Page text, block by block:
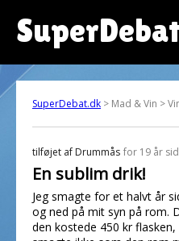
SuperDebat.dk > Mad & Vin >
tilføjet af Drummås for 19 år
En sublim drik!
Jeg smagte for et halvt år
og ned på mit syn på rom.
den kostede 450 kr